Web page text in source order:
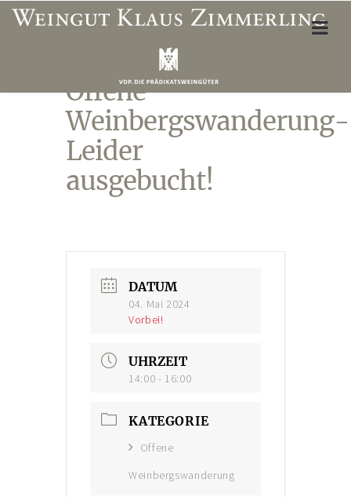
Weinbergslagen
Öffnungszeiten Vinothek
Unterkünfte & Restaurants
Konto-Details
Offene
Weinbergswanderung-
Leider
ausgebucht!
DATUM
04. Mai 2024
Vorbei!
UHRZEIT
14:00 - 16:00
KATEGORIE
Offene
Weinbergswanderung